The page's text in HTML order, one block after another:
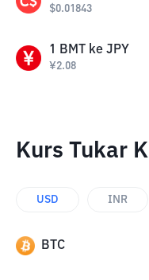
$0.01843
1 BMT ke JPY
¥2.08
Kurs Tukar
USD INR
BTC